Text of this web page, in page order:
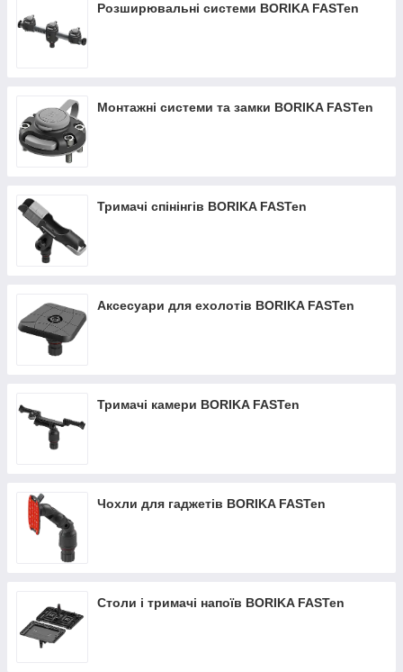
Розширювальні системи BORIKA FASTen
Монтажні системи та замки BORIKA FASTen
Тримачі спінінгів BORIKA FASTen
Аксесуари для ехолотів BORIKA FASTen
Тримачі камери BORIKA FASTen
Чохли для гаджетів BORIKA FASTen
Столи і тримачі напоїв BORIKA FASTen